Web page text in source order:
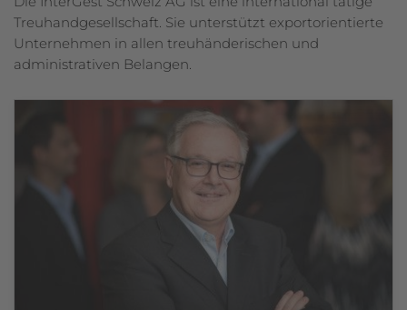
Treuhandgesellschaft. Sie unterstützt exportorientierte
Unternehmen in allen treuhänderischen und
administrativen Belangen.